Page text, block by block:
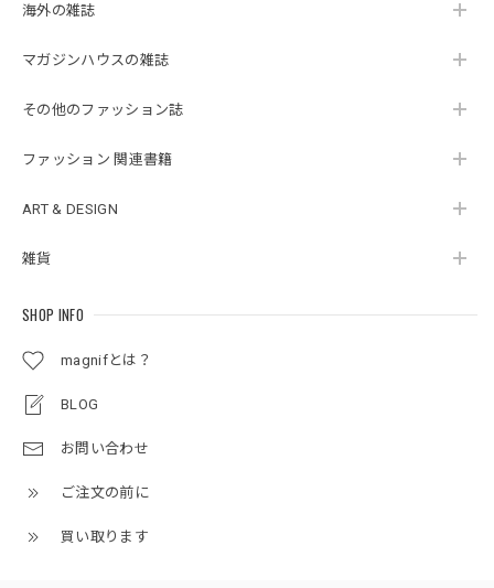
海外の雑誌
マガジンハウスの雑誌
その他のファッション誌
ファッション 関連書籍
ART & DESIGN
雑貨
SHOP INFO
magnifとは？
BLOG
お問い合わせ
ご注文の前に
買い取ります